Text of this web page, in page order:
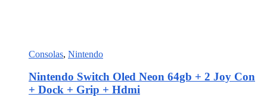
Consolas, Nintendo
Nintendo Switch Oled Neon 64gb + 2 Joy Con
+ Dock + Grip + Hdmi